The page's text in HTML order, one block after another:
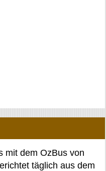
mit dem OzBus von
täglich aus dem